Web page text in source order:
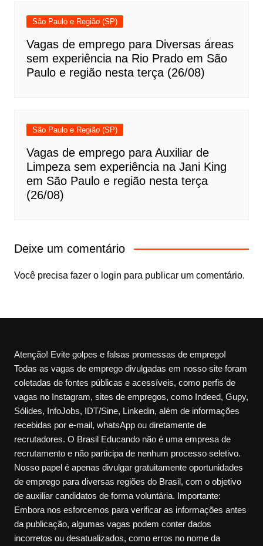
São Paulo e Região (SP)
Vagas de emprego para Diversas áreas
sem experiência na Rio Prado em São
Paulo e região nesta terça (26/08)
São Paulo e Região (SP)
Vagas de emprego para Auxiliar de
Limpeza sem experiência na Jani King
em São Paulo e região nesta terça
(26/08)
Deixe um comentário
Você precisa fazer o login para publicar um comentário.
Atenção! Evite golpes e falsas promessas de emprego!
Todas as vagas de emprego divulgadas em nosso site foram
coletadas de fontes públicas e acessíveis, como perfis de
vagas no Instagram, sites de empregos, como Indeed, Gupy,
Sólides, InfoJobs, IDT/Sine, Linkedin, além de informações
recebidas por e-mail, whatsApp ou diretamente de
recrutadores. O Brasil Educando não é uma empresa de
recrutamento e não participa de nenhum processo seletivo.
Nosso papel é apenas divulgar gratuitamente oportunidades
de emprego para diversas regiões do Brasil, com o objetivo
de auxiliar candidatos de forma voluntária. Importante:
Embora nos esforcemos para verificar as informações antes
da publicação, algumas vagas podem conter dados
incorretos ou desatualizados, como erros no nome da